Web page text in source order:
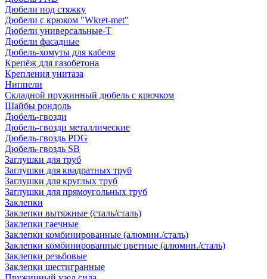
Дюбели под стяжку
Дюбели с крюком "Wkret-met"
Дюбели универсальные-Т
Дюбели фасадные
Дюбель-хомуты для кабеля
Крепёж для газобетона
Крепления унитаза
Ниппели
Складной пружинный дюбель с крючком
Шайбы рондоль
Дюбель-гвозди
Дюбель-гвозди металлические
Дюбель-гвоздь PDG
Дюбель-гвоздь SB
Заглушки для труб
Заглушки для квадратных труб
Заглушки для круглых труб
Заглушки для прямоугольных труб
Заклепки
Заклепки вытяжные (сталь/сталь)
Заклепки гаечные
Заклепки комбинированные (алюмин./сталь)
Заклепки комбинированные цветные (алюмин./сталь)
Заклепки резьбовые
Заклепки шестигранные